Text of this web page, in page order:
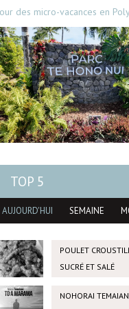
des micro-vacances en
TOP 5
AUJOURD'HUI SEMAINE
POULET
SUCRÉ ET SALÉ
NOHORAI